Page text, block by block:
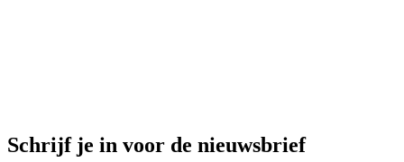
Schrijf je in voor de nieuwsbrief